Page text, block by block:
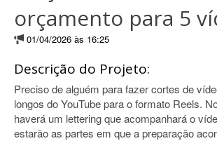
orçamento para 5
01/04/2026 às 16:25
Descrição do Projeto:
Preciso de alguém para fazer cortes de
longos do YouTube para o formato Reels.
haverá um lettering que acompanhará o
estarão as partes em que a preparação